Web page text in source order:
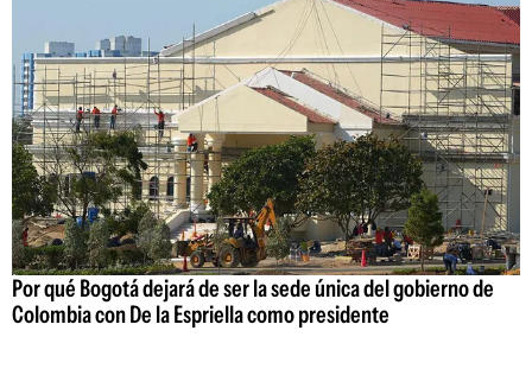
Por qué Bogotá dejará de ser la sede única del gobierno de
Colombia con De la Espriella como presidente